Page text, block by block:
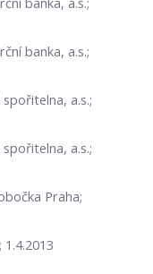
banka, a.s.;
spořitelna, a.s.;
spořitelna, a.s.;
Praha;